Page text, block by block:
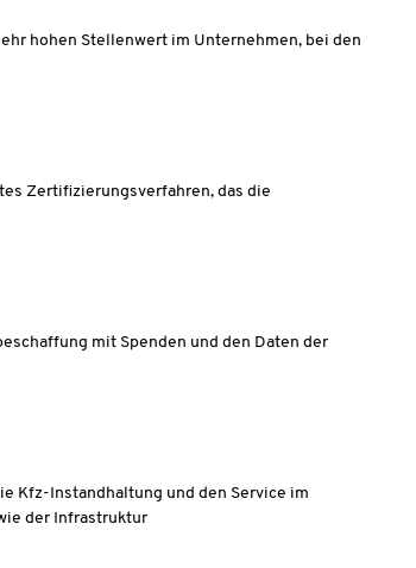
hohen Stellenwert im Unternehmen, bei den
Zertifizierungsverfahren, das die
mit Spenden und den Daten der
Kfz-Instandhaltung und den Service im
der Infrastruktur